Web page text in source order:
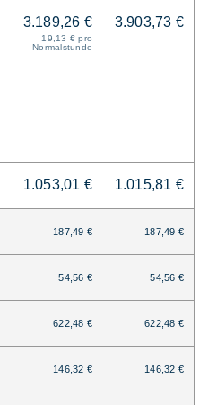
3.189,26 €
19,13 € pro
Normalstunde
3.903,73 €
1.053,01 € 1.015,81 €
187,49 € 187,49 €
54,56 € 54,56 €
622,48 € 622,48 €
146,32 € 146,32 €